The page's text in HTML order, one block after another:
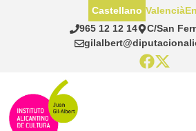
965 12 12 14
C/San
Castellano Valencià